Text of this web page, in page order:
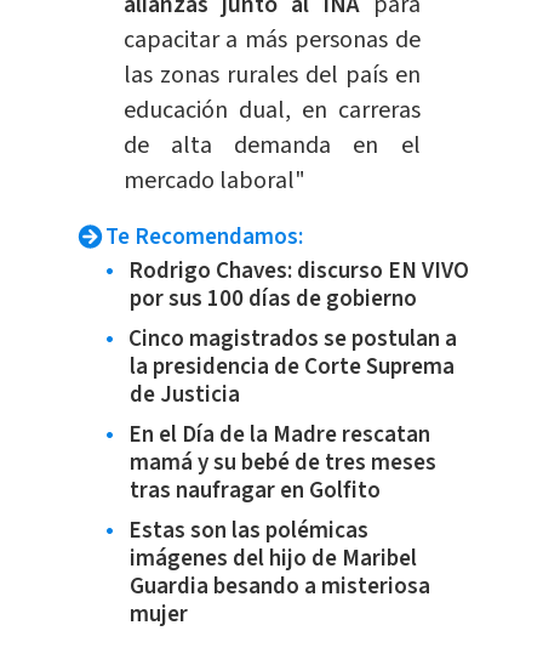
capacitar a más personas de
las zonas rurales del país en
educación dual, en carreras
de alta demanda en el
mercado laboral"
Te Recomendamos:
Rodrigo Chaves: discurso EN VIVO
por sus 100 días de gobierno
Cinco magistrados se postulan a
la presidencia de Corte Suprema
de Justicia
En el Día de la Madre rescatan
mamá y su bebé de tres meses
tras naufragar en Golfito
Estas son las polémicas
imágenes del hijo de Maribel
Guardia besando a misteriosa
mujer